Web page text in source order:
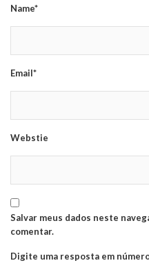
Name*
Email*
Webstie
Salvar meus dados neste
comentar.
Digite uma resposta em